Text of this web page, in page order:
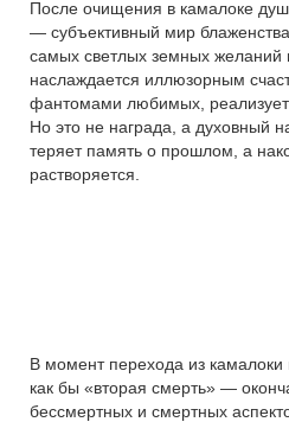
После очищения в камалоке
— субъективный мир
самых светлых земных желаний
наслаждается иллюзорным
фантомами любимых,
Но это не награда, а духовный
теряет память о прошлом, а
растворяется.
В момент перехода из камалоки
как бы «вторая смерть» —
бессмертных и смертных